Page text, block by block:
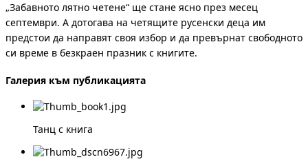
„Забавното лятно четене“ ще стане ясно през месец
септември. А дотогава на четящите русенски деца им
предстои да направят своя избор и да превърнат свободното
си време в безкраен празник с книгите.
Галерия към публикацията
Танц с книга